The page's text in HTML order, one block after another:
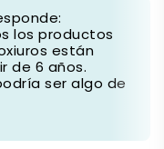
los productos
están
de 6 años.
ser algo de